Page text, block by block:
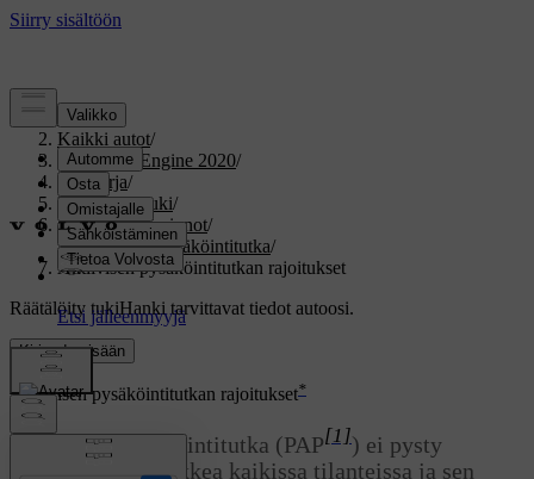
Tuki/
Kaikki autot/
V60 Twin Engine 2020/
Ohjekirja/
Kuljettajan tuki/
Pysäköintitoiminnot/
Aktiivinen pysäköintitutka/
Aktiivisen pysäköintitutkan rajoitukset
Räätälöity tukiHanki tarvittavat tiedot autoosi.
Kirjaudu sisään
Aktiivisen pysäköintitutkan rajoitukset*
Aktiivinen pysäköintitutka (PAP[1]) ei pysty
havaitsemaan kaikkea kaikissa tilanteissa ja sen